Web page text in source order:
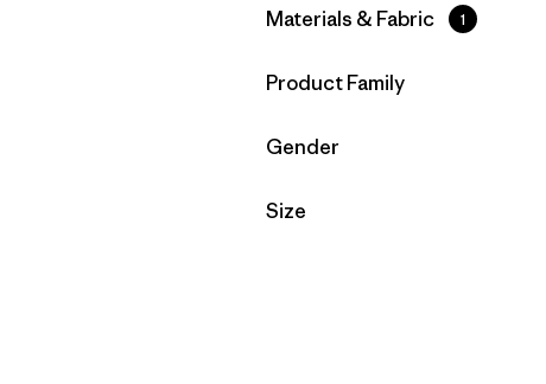
Filtrar por
Materials & Fabric 1
Filtrar por
Product Family
Filtrar por
Gender
Filtrar por
Size